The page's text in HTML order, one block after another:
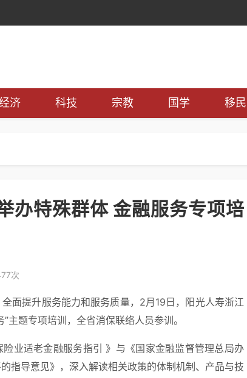
济 科技 宗教 国学 移民
办特殊群体 金融服务专项培
次
面提升服务能力和服务质量，2月19日，阳光人寿浙江
主题专项培训，全省消保联络人员参训。
业适老金融服务指引 》与《国家金融监督管理总局办
指导意见》，深入解读相关政策的体制机制、产品与技